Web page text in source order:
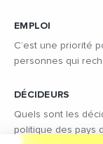
EMPLOI
C’est une priorité
personnes qui
DÉCIDEURS
Quels sont les
politique des pays